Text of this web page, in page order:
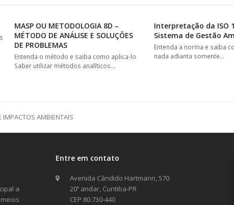
MASP OU METODOLOGIA 8D –
MÉTODO DE ANÁLISE E SOLUÇÕES
DE PROBLEMAS
Entenda o método e saiba como aplica-lo
Saber utilizar métodos analíticos…
Interpretação da ISO
Sistema de Gestão
Entenda a norma e saiba
nada adianta somente…
IMPACTOS AMBIENTAIS
a
Entre em contato
Avenida Cândido Hartmann, 570
20º andar, Curitiba-PR
CEP 80.730-440